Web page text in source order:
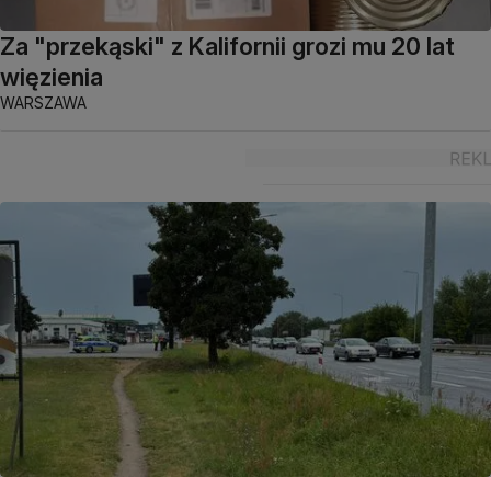
Za "przekąski" z Kalifornii grozi mu 20 lat
więzienia
WARSZAWA